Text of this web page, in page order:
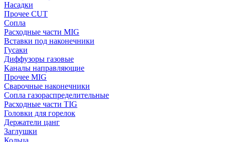
Насадки
Прочее CUT
Сопла
Расходные части MIG
Вставки под наконечники
Гусаки
Диффузоры газовые
Каналы направляющие
Прочее MIG
Сварочные наконечники
Сопла газораспределительные
Расходные части TIG
Головки для горелок
Держатели цанг
Заглушки
Кольца